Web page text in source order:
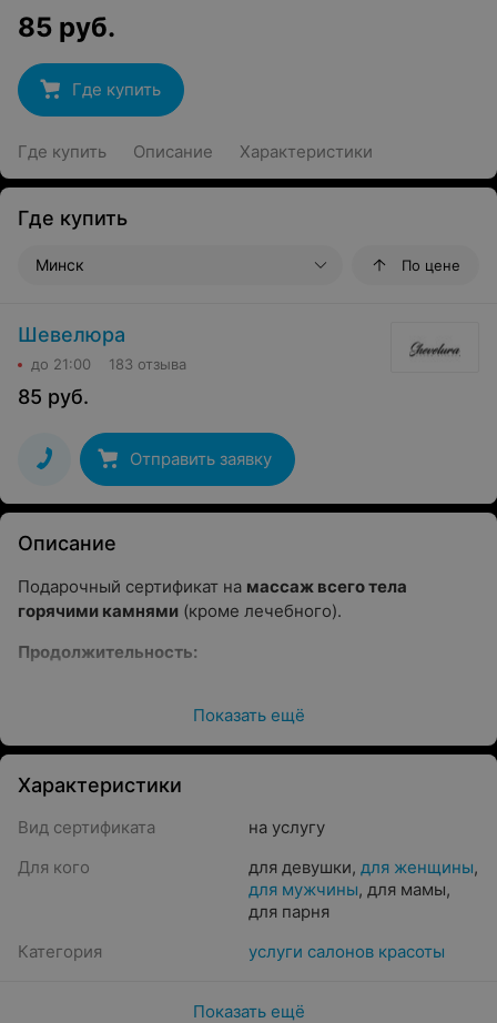
85 руб.
Где купить
Где купить Описание Характеристики
Где купить
Минск По цене
Шевелюра
до 21:00 183 отзыва
85 руб.
Отправить заявку
Описание
Подарочный сертификат на массаж всего тела
горячими камнями (кроме лечебного).
Продолжительность:
Камни выкладываются на тело в определенной
последовательности и на конкретные биологически
Обладает термическим эффектом.
Прогревание организма — полезно для всего
трудом переносят сауны. Во время массажа тело
комфортный и приятный.
Показать ещё
Характеристики
Вид сертификата
на услугу
Для кого
для девушки, для женщины,
для мужчины, для мамы,
для парня
Категория
услуги салонов красоты
Показать ещё